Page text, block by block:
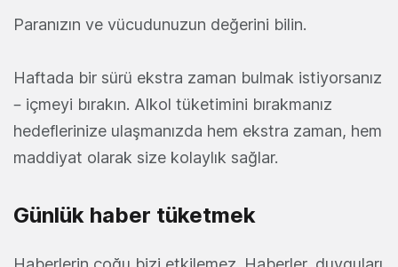
Paranızın ve vücudunuzun değerini bilin.
Haftada bir sürü ekstra zaman bulmak istiyorsanız
– içmeyi bırakın. Alkol tüketimini bırakmanız
hedeflerinize ulaşmanızda hem ekstra zaman, hem
maddiyat olarak size kolaylık sağlar.
Günlük haber tüketmek